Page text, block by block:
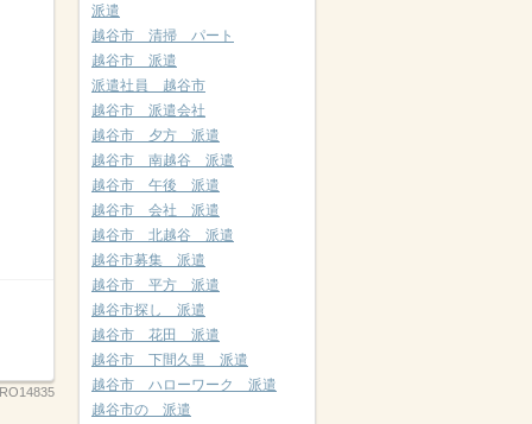
RO14835
派遣
越谷市 清掃 パート
越谷市 派遣
派遣社員 越谷市
越谷市 派遣会社
越谷市 夕方 派遣
越谷市 南越谷 派遣
越谷市 午後 派遣
越谷市 会社 派遣
越谷市 北越谷 派遣
越谷市募集 派遣
越谷市 平方 派遣
越谷市探し 派遣
越谷市 花田 派遣
越谷市 下間久里 派遣
越谷市 ハローワーク 派遣
越谷市の 派遣